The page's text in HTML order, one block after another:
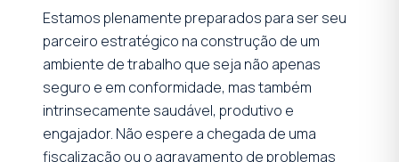
Estamos plenamente preparados para ser seu
parceiro estratégico na construção de um
ambiente de trabalho que seja não apenas
seguro e em conformidade, mas também
intrinsecamente saudável, produtivo e
engajador. Não espere a chegada de uma
fiscalização ou o agravamento de problemas